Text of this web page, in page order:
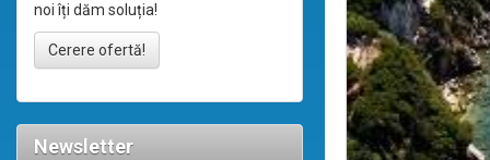
noi îți dăm soluția!
Cerere ofertă!
Newsletter